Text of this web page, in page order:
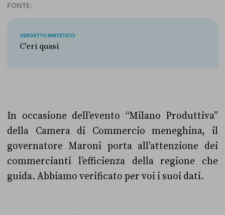
FONTE:
VERDETTO SINTETICO
C'eri quasi
In occasione dell’evento “Milano Produttiva”
della Camera di Commercio meneghina, il
governatore Maroni porta all’attenzione dei
commercianti l’efficienza della regione che
guida. Abbiamo verificato per voi i suoi dati.